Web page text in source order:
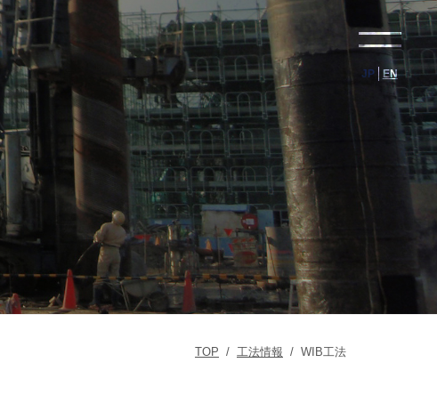
EN
JP
TOP / 工法情報 / WIB工法